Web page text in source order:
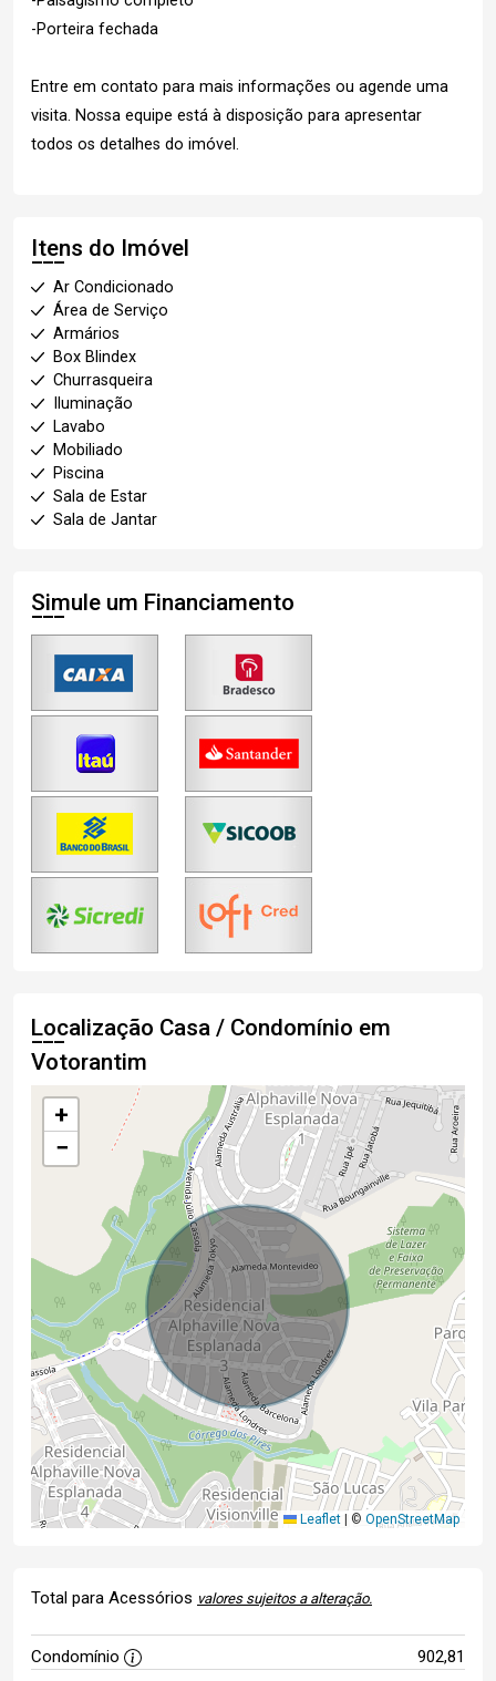
-Porteira fechada
Entre em contato para mais informações ou agende uma
visita. Nossa equipe está à disposição para apresentar
todos os detalhes do imóvel.
Itens do Imóvel
Ar Condicionado
Área de Serviço
Armários
Box Blindex
Churrasqueira
Iluminação
Lavabo
Mobiliado
Piscina
Sala de Estar
Sala de Jantar
Simule um Financiamento
Localização Casa / Condomínio em
Votorantim
+
−
Leaflet © OpenStreetMap
Total para Acessórios valores sujeitos a alteração.
Condomínio 902,81